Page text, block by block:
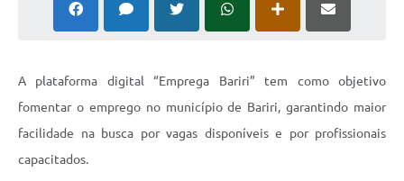
A plataforma digital “Emprega Bariri” tem como objetivo
fomentar o emprego no município de Bariri, garantindo maior
facilidade na busca por vagas disponíveis e por profissionais
capacitados.